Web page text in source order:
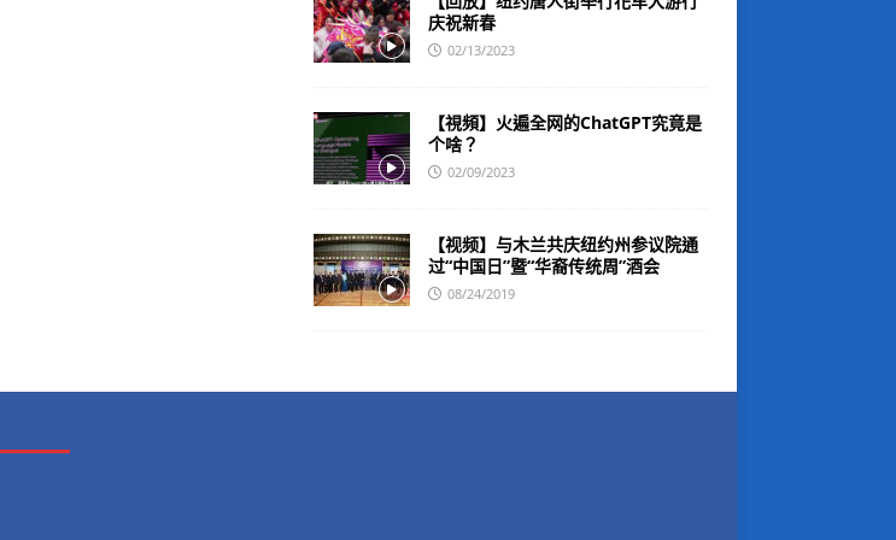
庆祝新春
02/13/2023
【視頻】火遍全网的ChatGPT究竟是
个啥？
02/09/2023
【视频】与木兰共庆纽约州参议院通
过“中国日”暨“华裔传统周”酒会
08/24/2019